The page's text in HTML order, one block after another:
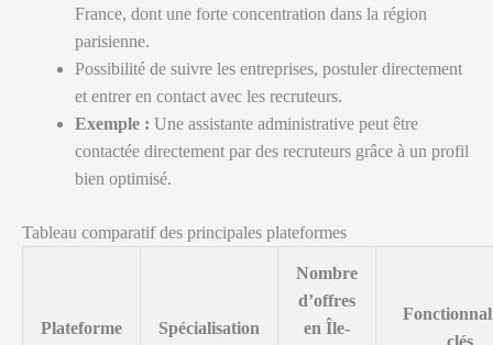
France, dont une forte concentration dans la région
parisienne.
Possibilité de suivre les entreprises, postuler directement
et entrer en contact avec les recruteurs.
Exemple : Une assistante administrative peut être
contactée directement par des recruteurs grâce à un profil
bien optimisé.
Tableau comparatif des principales plateformes
Plateforme Spécialisation
Nombre
d’offres
en Île-
clés